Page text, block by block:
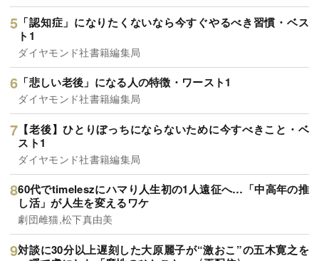
「認知症」になりたくないなら今すぐやるべき習慣・ベス
ト1
ダイヤモンド社書籍編集局
「悲しい老後」になる人の特徴・ワースト1
ダイヤモンド社書籍編集局
【老後】ひとりぼっちにならないために今すべきこと・ベ
スト1
ダイヤモンド社書籍編集局
60代でtimeleszにハマり人生初の1人遠征へ…「中高年の推
し活」が人生を変えるワケ
劇団雌猫,松下真由美
対談に30分以上遅刻した大原麗子が“激おこ”の五木寛之を